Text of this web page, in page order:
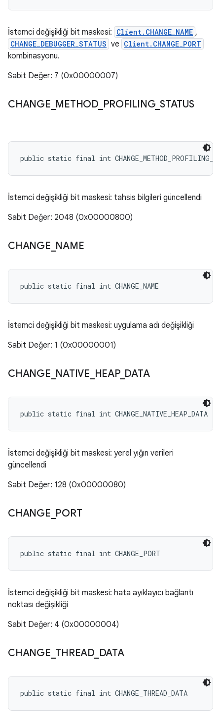
İstemci değişikliği bit maskesi: Client.CHANGE_NAME ,
CHANGE_DEBUGGER_STATUS ve Client.CHANGE_PORT
kombinasyonu.
Sabit Değer: 7 (0x00000007)
CHANGE METHOD_ PROFILING_ STATUS
public static final int
İstemci değişikliği bit maskesi: tahsis bilgileri güncellendi
Sabit Değer: 2048 (0x00000800)
CHANGE NAME
public static final int CHANGE_NAME
İstemci değişikliği bit maskesi: uygulama adı değişikliği
Sabit Değer: 1 (0x00000001)
CHANGE NATIVE HEAP_ DATA
public static final int CHANGE_NATIVE_HEAP_DATA
İstemci değişikliği bit maskesi: yerel yığın verileri
güncellendi
Sabit Değer: 128 (0x00000080)
CHANGE PORT
public static final int CHANGE_PORT
İstemci değişikliği bit maskesi: hata ayıklayıcı bağlantı
noktası değişikliği
Sabit Değer: 4 (0x00000004)
CHANGE THREAD_ DATA
public static final int CHANGE_THREAD_DATA